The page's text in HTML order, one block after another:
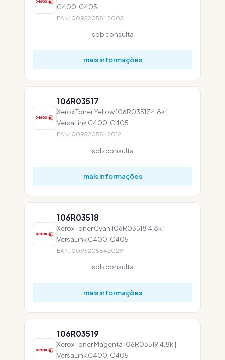
C400, C405
EAN: 0095205842005
sob consulta
mais informações
106R03517
Xerox Toner Yellow 106R03517 4,8k |
VersaLink C400, C405
EAN: 0095205842012
sob consulta
mais informações
106R03518
Xerox Toner Cyan 106R03518 4,8k |
VersaLink C400, C405
EAN: 0095205842029
sob consulta
mais informações
106R03519
Xerox Toner Magenta 106R03519 4,8k |
VersaLink C400, C405